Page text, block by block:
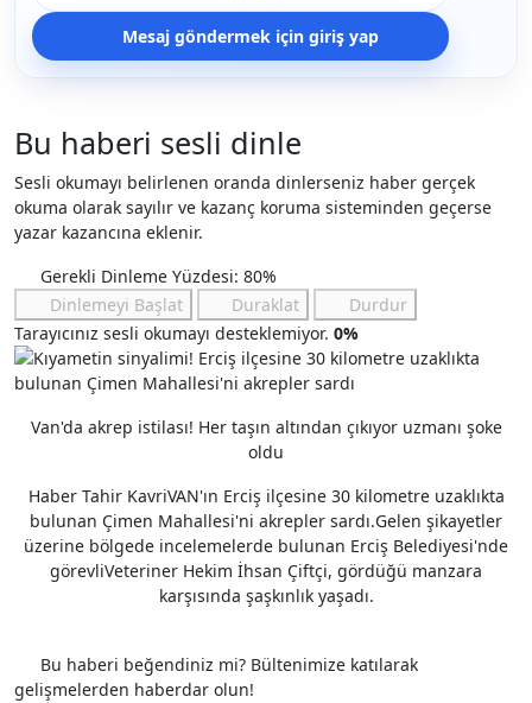
Mesaj göndermek için giriş yap
Bu haberi sesli dinle
Sesli okumayı belirlenen oranda dinlerseniz haber gerçek
okuma olarak sayılır ve kazanç koruma sisteminden geçerse
yazar kazancına eklenir.
Gerekli Dinleme Yüzdesi: 80%
Dinlemeyi Başlat
Duraklat
Durdur
Tarayıcınız sesli okumayı desteklemiyor. 0%
Van'da akrep istilası! Her taşın altından çıkıyor uzmanı şoke
oldu
Haber Tahir KavriVAN'ın Erciş ilçesine 30 kilometre uzaklıkta
bulunan Çimen Mahallesi'ni akrepler sardı.Gelen şikayetler
üzerine bölgede incelemelerde bulunan Erciş Belediyesi'nde
görevliVeteriner Hekim İhsan Çiftçi, gördüğü manzara
karşısında şaşkınlık yaşadı.
Bu haberi beğendiniz mi? Bültenimize katılarak
gelişmelerden haberdar olun!